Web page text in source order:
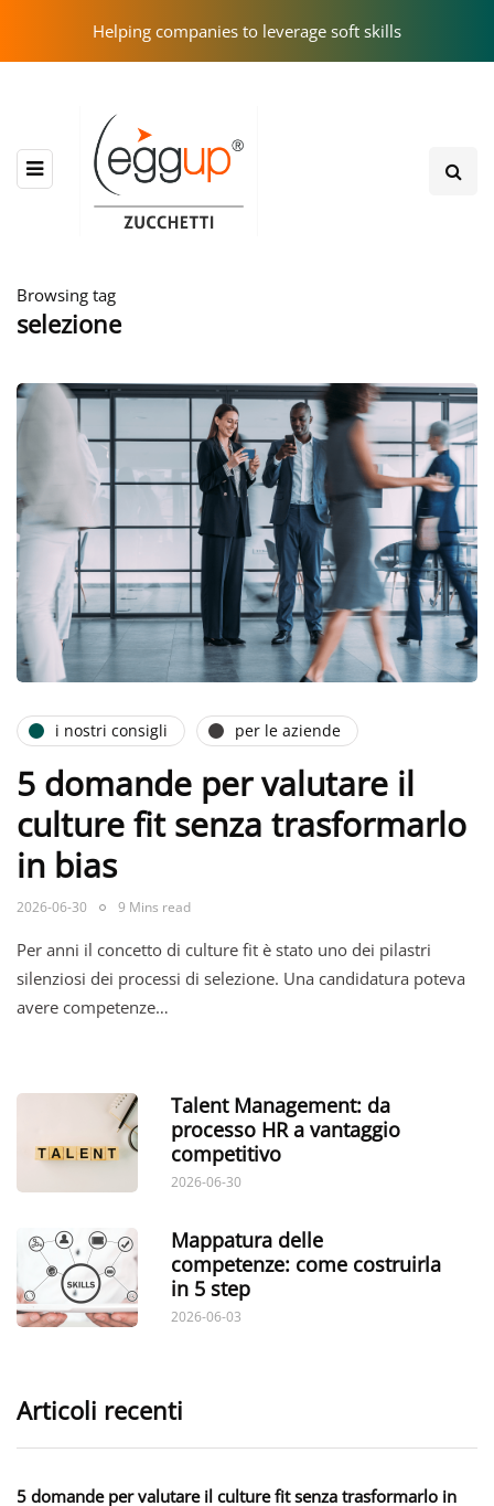
Helping companies to leverage soft skills
Browsing tag
selezione
i nostri consigli per le aziende
5 domande per valutare il
culture fit senza trasformarlo
in bias
2026-06-30 9 Mins read
Per anni il concetto di culture fit è stato uno dei pilastri
silenziosi dei processi di selezione. Una candidatura poteva
avere competenze…
Talent Management: da
processo HR a vantaggio
competitivo
2026-06-30
Mappatura delle
competenze: come costruirla
in 5 step
2026-06-03
Articoli recenti
5 domande per valutare il culture fit senza trasformarlo in